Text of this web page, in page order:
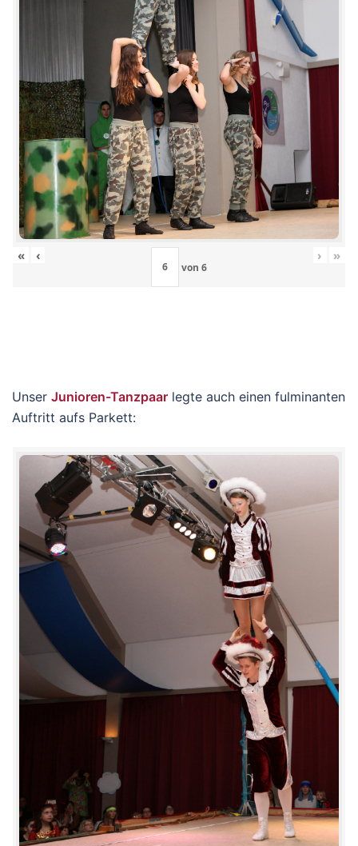
« ‹
von 6
› »
Unser Junioren-Tanzpaar legte auch einen fulminanten
Auftritt aufs Parkett: